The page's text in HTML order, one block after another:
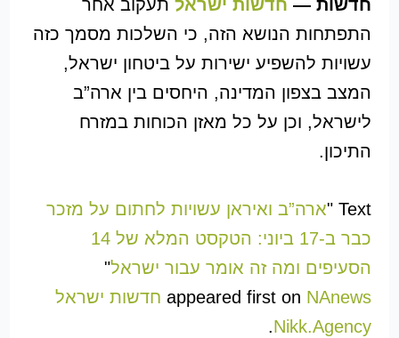
חדשות — חדשות ישראלתעקוב אחר
התפתחות הנושא הזה, כי השלכות מסמך כזה
עשויות להשפיע ישירות על ביטחון ישראל,
המצב בצפון המדינה, היחסים בין ארה”ב
לישראל, וכן על כל מאזן הכוחות במזרח
התיכון.
Text " ארה”ב ואיראן עשויות לחתום על מזכר
כבר ב-17 ביוני: הטקסט המלא של 14
הסעיפים ומה זה אומר עבור ישראל"
appeared first onNAnews חדשות ישראל
Nikk.Agency
.